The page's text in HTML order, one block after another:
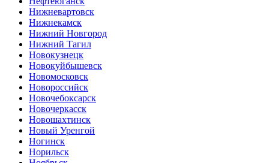
Нижневартовск
Нижнекамск
Нижний Новгород
Нижний Тагил
Новокузнецк
Новокуйбышевск
Новомосковск
Новороссийск
Новочебоксарск
Новочеркасск
Новошахтинск
Новый Уренгой
Ногинск
Норильск